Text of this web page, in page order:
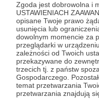
Zgoda jest dobrowolna i
USTAWIENIACH
opisane Twoje prawo
usunięcia lub
dowolnym momencie za
przeglądarki w
zależności od Twoich
przekazywane do
trzecich tj. z państw
Gospodarczego.
temat przetwarzania
przetwarzania znajdują
miesięcznie brakuje
10%
Ta kwota miesięcznego
pozwoli mi na
sportowy i poświęcenie
Praktycznie każde
inne projekty biegowe w
kraju przestaną być
zasięgiem.